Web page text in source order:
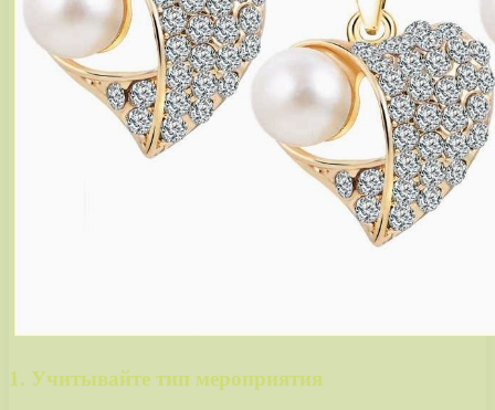
1. Учитывайте тип мероприятия